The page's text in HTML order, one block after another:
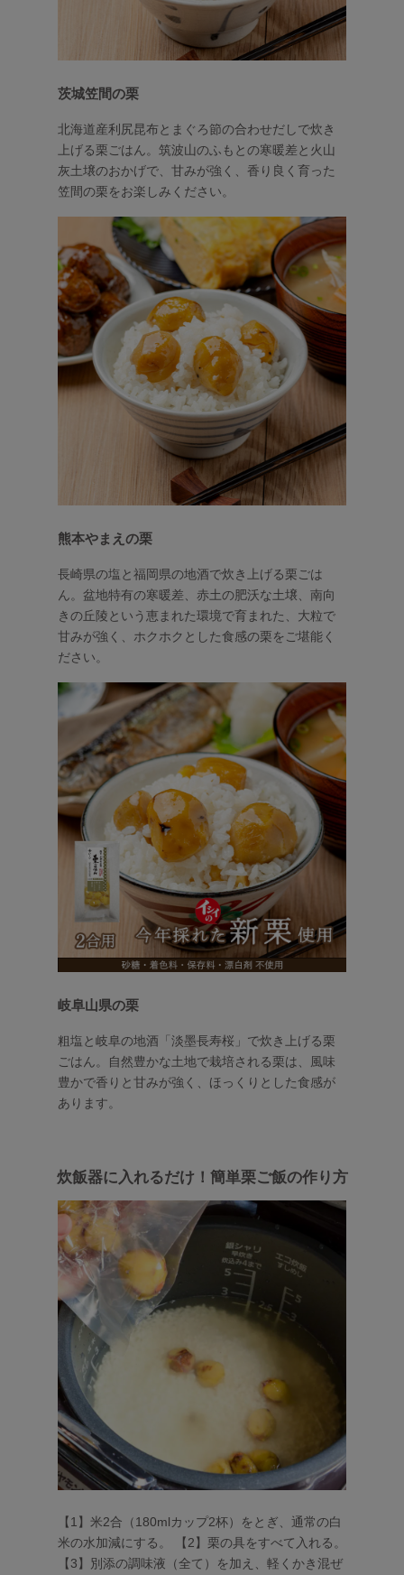
茨城笠間の栗
北海道産利尻昆布とまぐろ節の合わせだしで炊き
上げる栗ごはん。筑波山のふもとの寒暖差と火山
灰土壌のおかげで、甘みが強く、香り良く育った
笠間の栗をお楽しみください。
熊本やまえの栗
長崎県の塩と福岡県の地酒で炊き上げる栗ごは
ん。盆地特有の寒暖差、赤土の肥沃な土壌、南向
きの丘陵という恵まれた環境で育まれた、大粒で
甘みが強く、ホクホクとした食感の栗をご堪能く
ださい。
岐阜山県の栗
粗塩と岐阜の地酒「淡墨長寿桜」で炊き上げる栗
ごはん。自然豊かな土地で栽培される栗は、風味
豊かで香りと甘みが強く、ほっくりとした食感が
あります。
炊飯器に入れるだけ！簡単栗ご飯の作り方
【1】米2合（180mlカップ2杯）をとぎ、通常の白
米の水加減にする。 【2】栗の具をすべて入れる。
【3】別添の調味液（全て）を加え、軽くかき混ぜ